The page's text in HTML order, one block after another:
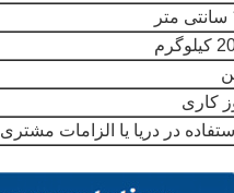
در دریا یا الزامات مشتری